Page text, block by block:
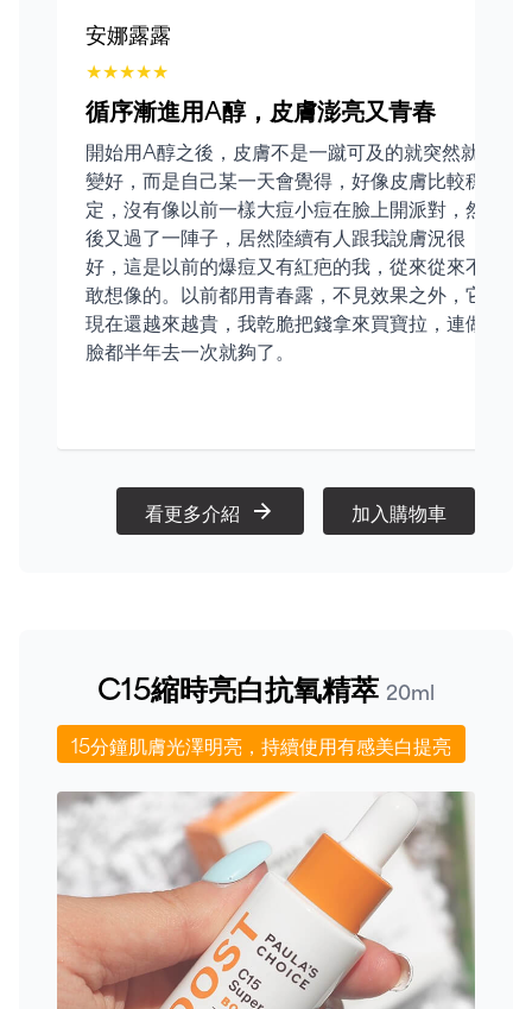
安娜露露
★★★★★
循序漸進用A醇，皮膚澎亮又青春
開始用A醇之後，皮膚不是一蹴可及的就突然就
變好，而是自己某一天會覺得，好像皮膚比較穩
定，沒有像以前一樣大痘小痘在臉上開派對，然
後又過了一陣子，居然陸續有人跟我說膚況很
好，這是以前的爆痘又有紅疤的我，從來從來不
敢想像的。以前都用青春露，不見效果之外，它
現在還越來越貴，我乾脆把錢拿來買寶拉，連做
臉都半年去一次就夠了。
看更多介紹 加入購物車
C15縮時亮白抗氧精萃 20ml
15分鐘肌膚光澤明亮，持續使用有感美白提亮